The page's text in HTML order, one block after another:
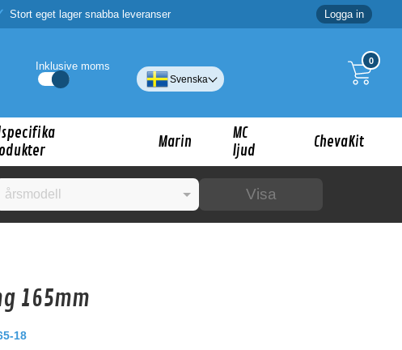
Stort eget lager snabba leveranser Logga in
0
Inklusive moms
Svenska
Marin
MC
ljud
ChevaKit
Visa
dig?
165mm
18